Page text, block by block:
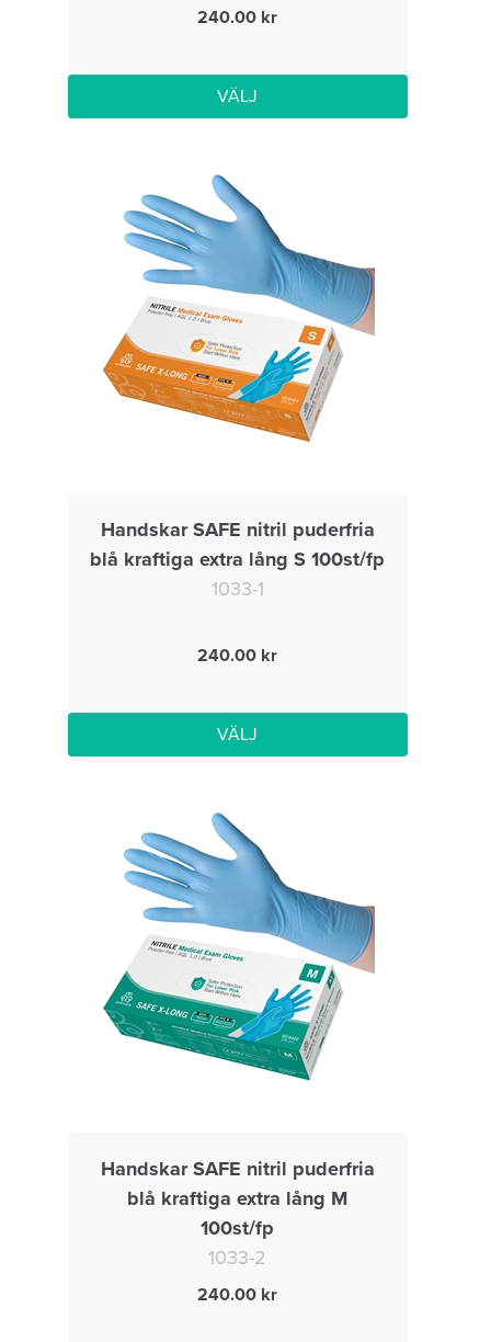
240.00
VÄLJ
Handskar SAFE nitril puderfria
blå kraftiga extra lång S 100st/fp
1033-1
240.00
VÄLJ
Handskar SAFE nitril puderfria
blå kraftiga extra lång M
100st/fp
1033-2
240.00